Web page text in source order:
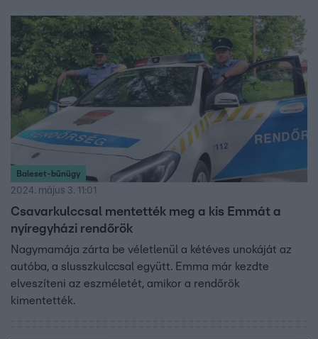
Baleset-bűnügy
2024. május 3. 11:01
Csavarkulccsal mentették meg a kis Emmát a
nyíregyházi rendőrök
Nagymamája zárta be véletlenül a kétéves unokáját az
autóba, a slusszkulccsal együtt. Emma már kezdte
elveszíteni az eszméletét, amikor a rendőrök
kimentették.